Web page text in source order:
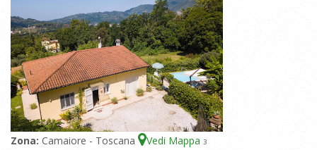
Zona: Camaiore - Toscana Vedi Mappa 3